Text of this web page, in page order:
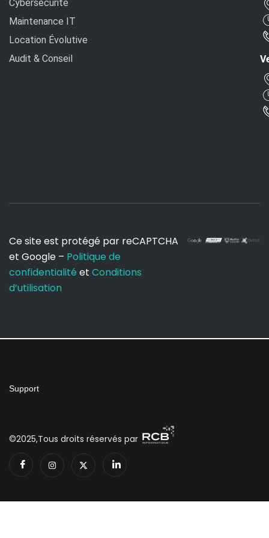
Cybersécurité
Maintenance IT
Location Évolutive
Audit & Conseil
Ce site est protégé par reCAPTCHA
et Google – Politique de
confidentialité et Conditions
d’utilisation
Support
©2025,Tous droits réservés par